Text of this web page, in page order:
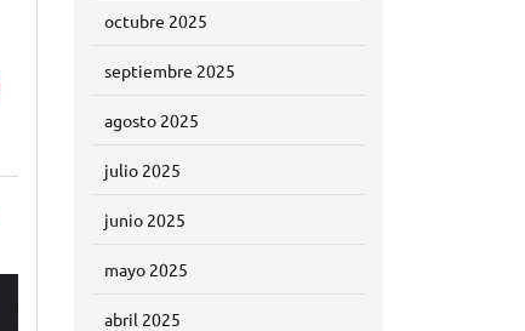
octubre 2025
septiembre 2025
agosto 2025
julio 2025
junio 2025
mayo 2025
abril 2025